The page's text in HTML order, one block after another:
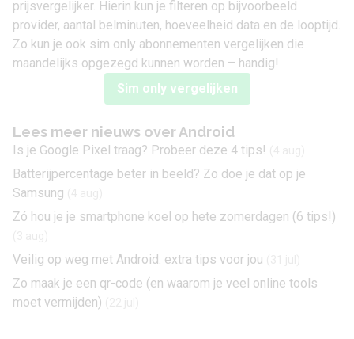
prijsvergelijker. Hierin kun je filteren op bijvoorbeeld
provider, aantal belminuten, hoeveelheid data en de looptijd.
Zo kun je ook sim only abonnementen vergelijken die
maandelijks opgezegd kunnen worden – handig!
Sim only vergelijken
Lees meer nieuws over Android
Is je Google Pixel traag? Probeer deze 4 tips!
Batterijpercentage beter in beeld? Zo doe je dat op je
Samsung
Zó hou je je smartphone koel op hete zomerdagen (6 tips!)
Veilig op weg met Android: extra tips voor jou
Zo maak je een qr-code (en waarom je veel online tools
moet vermijden)